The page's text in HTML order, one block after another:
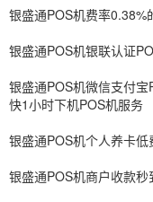
银盛通POS机费率0.38%
银盛通POS机银联认证
银盛通POS机微信支付
快1小时下机POS机服务
银盛通POS机个人养卡
银盛通POS机商户收款秒